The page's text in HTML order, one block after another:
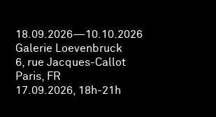
18.09.2026—10.10.2026
Galerie Loevenbruck
6, rue Jacques-Callot
Paris, FR
17.09.2026, 18h-21h